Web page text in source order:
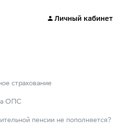
Личный кабинет
страхование
ОПС
пенсии не пополняется?